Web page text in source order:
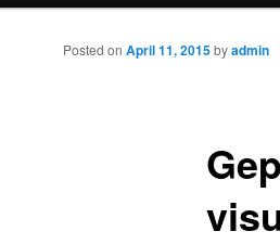
Posted on April 11, 2015byadmin